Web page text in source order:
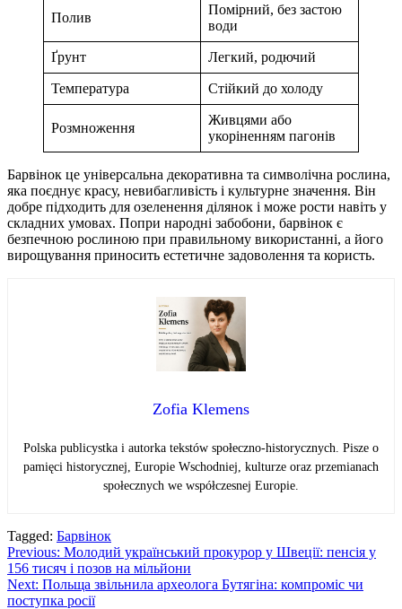
Полив
Помірний, без застою
води
Ґрунт Легкий, родючий
Температура Стійкий до холоду
Розмноження
Живцями або
укоріненням пагонів
Барвінок це універсальна декоративна та символічна рослина,
яка поєднує красу, невибагливість і культурне значення. Він
добре підходить для озеленення ділянок і може рости навіть у
складних умовах. Попри народні забобони, барвінок є
безпечною рослиною при правильному використанні, а його
вирощування приносить естетичне задоволення та користь.
Zofia Klemens
Polska publicystka i autorka tekstów społeczno-historycznych. Pisze o
pamięci historycznej, Europie Wschodniej, kulturze oraz przemianach
społecznych we współczesnej Europie.
Tagged: Барвінок
Навігація
записів
Previous: Молодий український прокурор у Швеції: пенсія у
156 тисяч і позов на мільйони
Next: Польща звільнила археолога Бутягіна: компроміс чи
поступка росії